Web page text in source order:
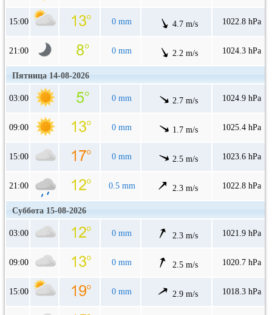
15:00 0 mm 4.7 m/s 1022.8 hPa
21:00 0 mm 2.2 m/s 1024.3 hPa
Пятница 14-08-2026
03:00 0 mm 2.7 m/s 1024.9 hPa
09:00 0 mm 1.7 m/s 1025.4 hPa
15:00 0 mm 2.5 m/s 1023.6 hPa
21:00 0.5 mm 2.3 m/s 1022.8 hPa
Суббота 15-08-2026
03:00 0 mm 2.3 m/s 1021.9 hPa
09:00 0 mm 2.5 m/s 1020.7 hPa
15:00 0 mm 2.9 m/s 1018.3 hPa